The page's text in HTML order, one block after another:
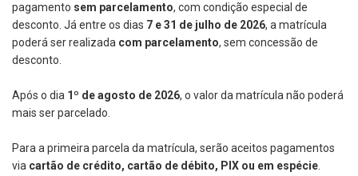
pagamento sem parcelamento, com condição especial de
desconto. Já entre os dias 7 e 31 de julho de 2026, a matrícula
poderá ser realizada com parcelamento, sem concessão de
desconto.
Após o dia 1º de agosto de 2026, o valor da matrícula não poderá
mais ser parcelado.
Para a primeira parcela da matrícula, serão aceitos pagamentos
via cartão de crédito, cartão de débito, PIX ou em espécie